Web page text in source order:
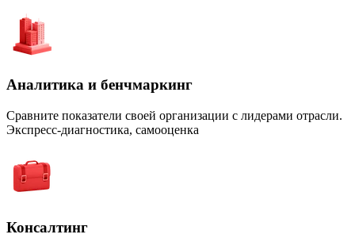
Аналитика и бенчмаркинг
Сравните показатели своей организации с лидерами отрасли.
Экспресс-диагностика, самооценка
Консалтинг